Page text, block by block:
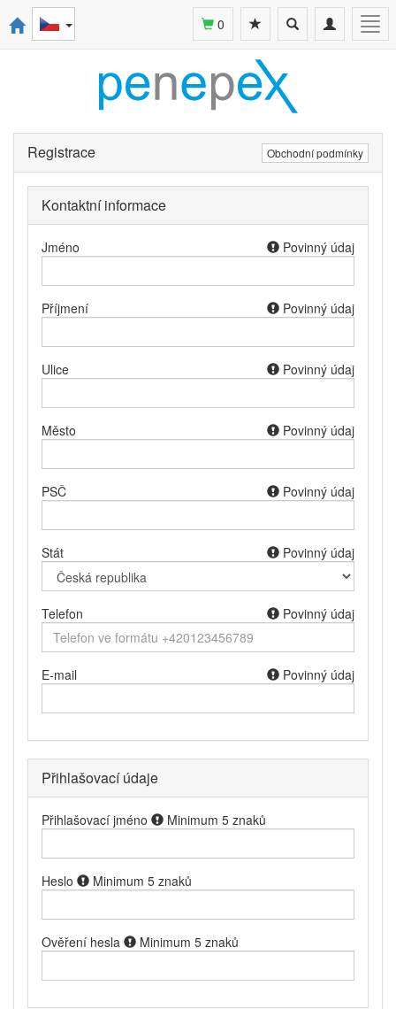
Toggle
navigation
Toggle
search
0
Registrace Obchodní podmínky
Kontaktní informace
Jméno Povinný údaj
Příjmení Povinný údaj
Ulice Povinný údaj
Město Povinný údaj
PSČ Povinný údaj
Stát Povinný údaj
Telefon Povinný údaj
E-mail Povinný údaj
Přihlašovací údaje
Přihlašovací jméno Minimum 5 znaků
Heslo Minimum 5 znaků
Ověření hesla Minimum 5 znaků